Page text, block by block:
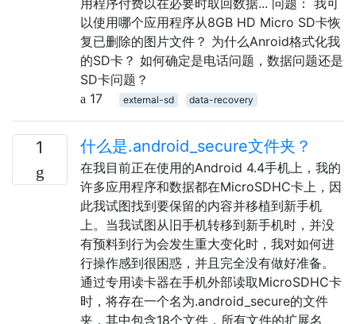
以使用哪个应用程序从8GB HD Micro SD卡恢
复已删除的图片文件？ 为什么Anroid格式化我
的SD卡？ 如何确定是电话问题，数据问题还是
SD卡问题？
17
external-sd data-recovery
1 什么是.android_secure文件夹？
在我目前正在使用的Android 4.4手机上，我的
许多应用程序和数据都在MicroSDHC卡上，因
此我试图找到要保留的内容并移植到新手机
上。当我试图从旧手机转移到新手机时，并没
有预料到行为会发生重大变化时，我对如何进
行操作感到很困惑，并且完全没有做好准备。
通过专用读卡器在手机外部读取MicroSDHC卡
时，将存在一个名为.android_secure的文件
夹，其中包含18个文件，所有文件的扩展名